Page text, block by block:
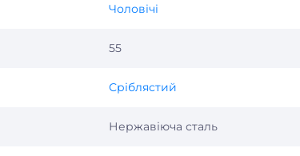
Чоловічі
55
Сріблястий
Нержавіюча сталь